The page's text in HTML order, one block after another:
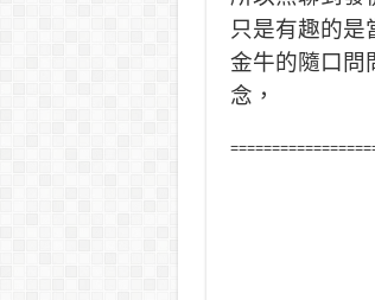
只是有趣的是
金牛的隨口問
念，